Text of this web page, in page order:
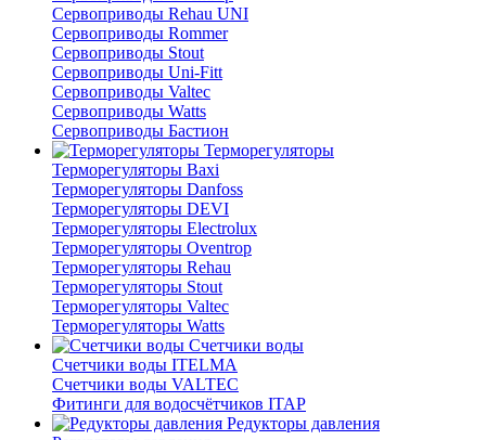
Сервоприводы Rehau UNI
Сервоприводы Rommer
Сервоприводы Stout
Сервоприводы Uni-Fitt
Сервоприводы Valtec
Сервоприводы Watts
Сервоприводы Бастион
Терморегуляторы
Терморегуляторы Baxi
Терморегуляторы Danfoss
Терморегуляторы DEVI
Терморегуляторы Electrolux
Терморегуляторы Oventrop
Терморегуляторы Rehau
Терморегуляторы Stout
Терморегуляторы Valtec
Терморегуляторы Watts
Счетчики воды
Счетчики воды ITELMA
Счетчики воды VALTEC
Фитинги для водосчётчиков ITAP
Редукторы давления